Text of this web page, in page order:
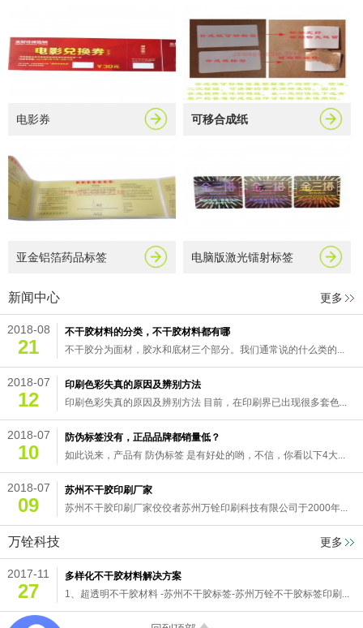
电影券 可移合成纸
亚金铝箔药品标签 电脑版激光镭射标签
新闻中心 更多
2018-08
21
不干胶材料的分类，不干胶材料都有哪
不干胶分为面材，胶水和底材三个部分。我们通常说的什么类的...
2018-07
12
印刷色彩失真的原因及辨别方法
印刷色彩失真的原因及辨别方法 目前，在印刷界已出现很多套色...
2018-07
10
防伪标签没有，正品品牌都销量低？
如此说来，产品有 防伪标签 是有好处的哟，不信，你看以下4大...
2018-07
09
苏州不干胶印刷厂家
苏州不干胶印刷厂家佼佼者苏州万铨印刷科技有限公司于2000年...
万铨科技 更多
2017-11
27
多样化不干胶材料解决方案
1、超透明不干胶材料 -苏州不干胶标签-苏州万铨不干胶标签印刷...